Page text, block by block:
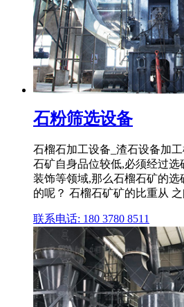
石粉筛选设备
石榴石加工设备_渣石设备加
石矿自身品位较低,必须经过
装饰等领域,那么石榴石矿的
的呢？ 石榴石矿矿的比重从
联系电话: 180 3780 8511